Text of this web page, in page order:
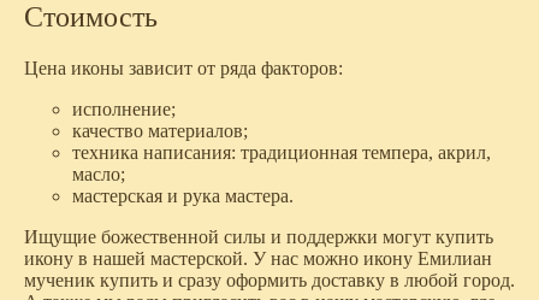
Стоимость
Цена иконы зависит от ряда факторов:
исполнение;
качество материалов;
техника написания: традиционная темпера, акрил,
масло;
мастерская и рука мастера.
Ищущие божественной силы и поддержки могут купить
икону в нашей мастерской. У нас можно икону Емилиан
мученик купить и сразу оформить доставку в любой город.